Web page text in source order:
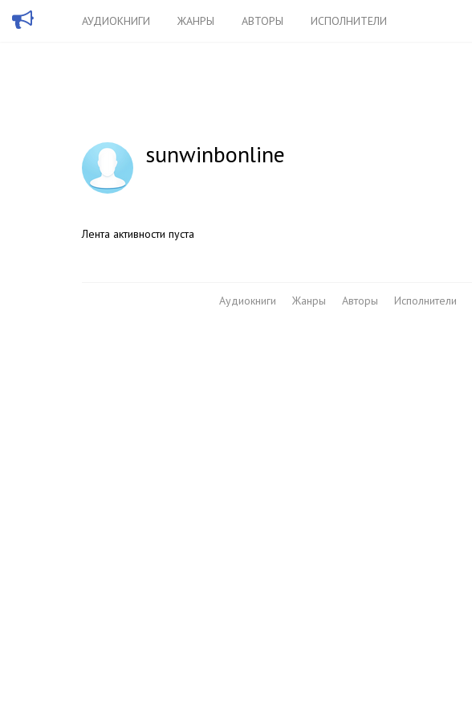
АУДИОКНИГИ ЖАНРЫ АВТОРЫ ИСПОЛНИТЕЛИ
sunwinbonline
Лента активности пуста
Аудиокниги Жанры Авторы Исполнители